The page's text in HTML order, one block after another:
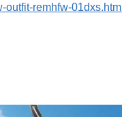
remhfw-01dxs.html